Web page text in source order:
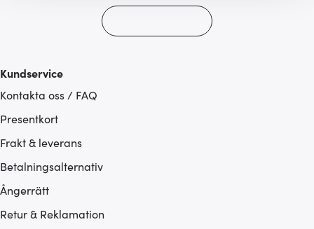
hemsidan ännu bättre. Du bestämmer själv vilka cookies
som du vill dela med dig av.
Kundservice
Kontakta oss / FAQ
Presentkort
Frakt & leverans
Betalningsalternativ
Ångerrätt
Retur & Reklamation